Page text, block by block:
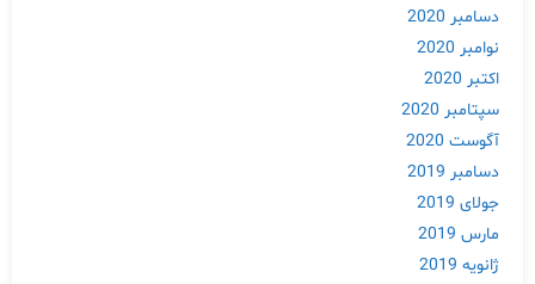
دسامبر 2020
نوامبر 2020
اکتبر 2020
سپتامبر 2020
آگوست 2020
دسامبر 2019
جولای 2019
مارس 2019
ژانویه 2019